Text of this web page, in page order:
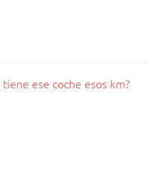
ese coche esos km?